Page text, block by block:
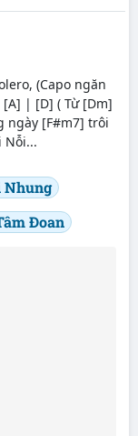
(Capo ngăn
| [D] ( Từ [Dm]
ngày [F#m7] trôi
Nỗi...
Nhung
Đoan